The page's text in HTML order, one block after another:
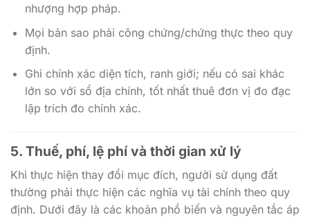
nhượng hợp pháp.
Mọi bản sao phải công chứng/chứng thực theo quy
định.
Ghi chính xác diện tích, ranh giới; nếu có sai khác
lớn so với sổ địa chính, tốt nhất thuê đơn vị đo đạc
lập trích đo chính xác.
5. Thuế, phí, lệ phí và thời gian xử lý
Khi thực hiện thay đổi mục đích, người sử dụng đất
thường phải thực hiện các nghĩa vụ tài chính theo quy
định. Dưới đây là các khoản phổ biến và nguyên tắc áp